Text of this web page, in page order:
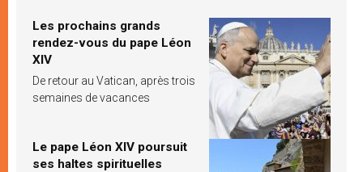
Les prochains grands
rendez-vous du pape Léon
XIV
De retour au Vatican, après trois
semaines de vacances
Le pape Léon XIV poursuit
ses haltes spirituelles